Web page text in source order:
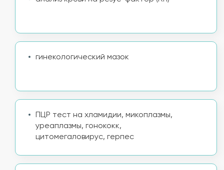
гинекологический мазок
ПЦР тест на хламидии, микоплазмы,
уреаплазмы, гонококк,
цитомегаловирус, герпес